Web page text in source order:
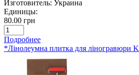
Изготовитель: Украина
Единицы:
80.00 грн
Подробнее
*Лінолеумна плитка для ліногравюри